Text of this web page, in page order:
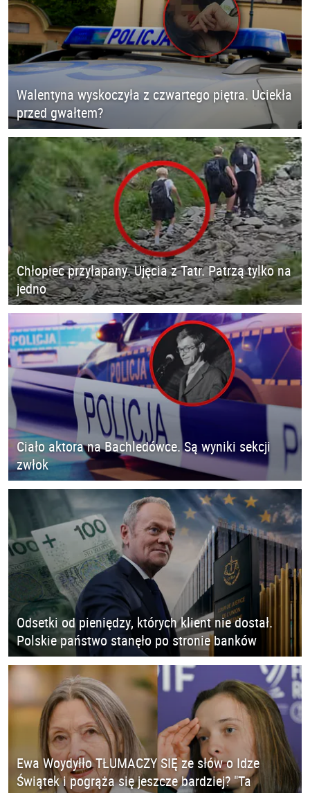
Walentyna wyskoczyła z czwartego piętra. Uciekła
przed gwałtem?
Chłopiec przyłapany. Ujęcia z Tatr. Patrzą tylko na
jedno
Ciało aktora na Bachledówce. Są wyniki sekcji
zwłok
Odsetki od pieniędzy, których klient nie dostał.
Polskie państwo stanęło po stronie banków
Ewa Woydyłło TŁUMACZY SIĘ ze słów o Idze
Świątek i pogrąża się jeszcze bardziej? "Ta